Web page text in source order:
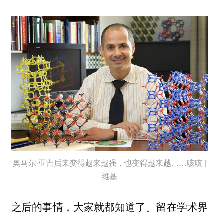
奥马尔·亚吉后来变得越来越强，也变得越来越……咳咳 |
维基
之后的事情，大家就都知道了。留在学术界